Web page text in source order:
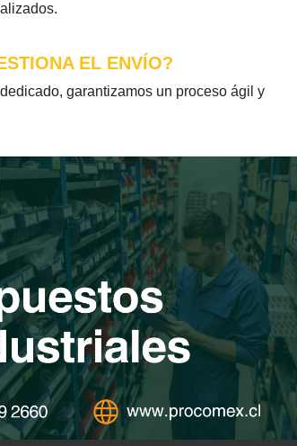
EL ENVÍO?
garantizamos un proceso ágil y